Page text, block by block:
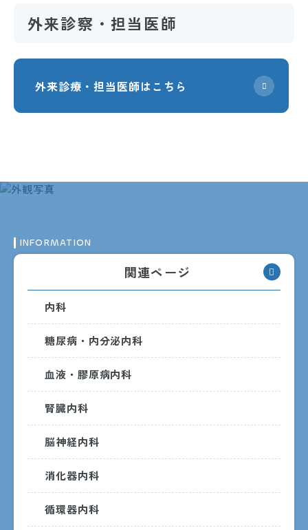
外来診察・担当医師
外来診療・担当医師はこちら
関連ページ
内科
糖尿病・内分泌内科
血液・膠原病内科
腎臓内科
脳神経内科
消化器内科
循環器内科
INFORMATION
インフォメーション